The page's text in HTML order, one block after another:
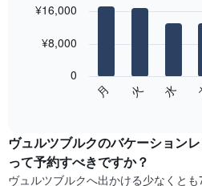
chart
bars.
ー
ト
は、
graphic.
月 火 水
0
¥8,000
¥16,000
ヴュルツブルクの​バケーション
って予約すべきですか？
ヴュルツブルク​へ出かける少なくと